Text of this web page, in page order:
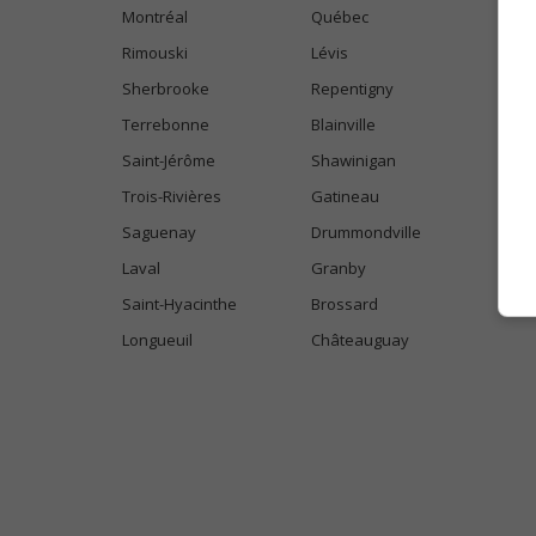
Montréal
Québec
Rimouski
Lévis
Sherbrooke
Repentigny
Terrebonne
Blainville
Saint-Jérôme
Shawinigan
Trois-Rivières
Gatineau
Saguenay
Drummondville
Laval
Granby
Saint-Hyacinthe
Brossard
Longueuil
Châteauguay